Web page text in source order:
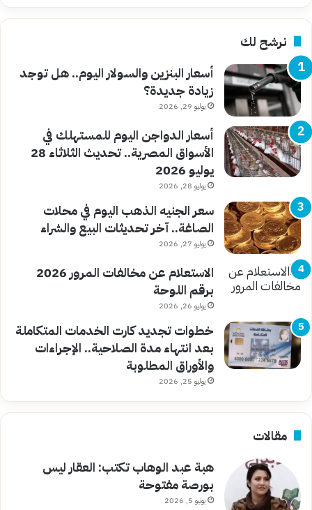
نرشح لك
أسعار البنزين والسولار اليوم.. هل توجد
زيادة جديدة؟
يوليو 29, 2026
أسعار الدواجن اليوم للمستهلك في
الأسواق المصرية.. تحديث الثلاثاء 28
يوليو 2026
يوليو 28, 2026
سعر الجنيه الذهب اليوم في محلات
الصاغة.. آخر تحديثات البيع والشراء
يوليو 27, 2026
الاستعلام عن مخالفات المرور 2026
برقم اللوحة
يوليو 26, 2026
خطوات تجديد كارت الخدمات المتكاملة
بعد انتهاء مدة الصلاحية.. الإجراءات
والأوراق المطلوبة
يوليو 25, 2026
مقالات
هبة عبد الوهاب تكتب: العقار ليس
بورصة مفتوحة
يونيو 5, 2026